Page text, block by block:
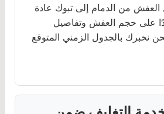
من الدمام إلى تبوك عادة
على حجم العفش وتفاصيل
نخبرك بالجدول الزمني المتوقع